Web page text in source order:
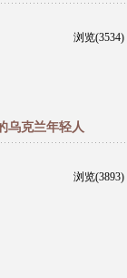
浏览(3534)
乌克兰年轻人
浏览(3893)